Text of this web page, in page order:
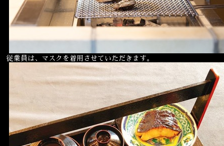
従業員は、マスクを着用させていただきます。